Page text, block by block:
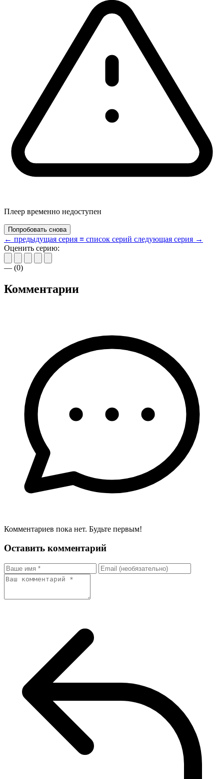
Плеер временно недоступен
Попробовать снова
← предыдущая серия ≡ список серий следующая серия →
Оценить серию:
— (0)
Комментарии
Комментариев пока нет. Будьте первым!
Оставить комментарий